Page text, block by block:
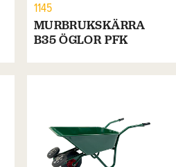
1145
MURBRUKSKÄRRA
B35 ÖGLOR PFK